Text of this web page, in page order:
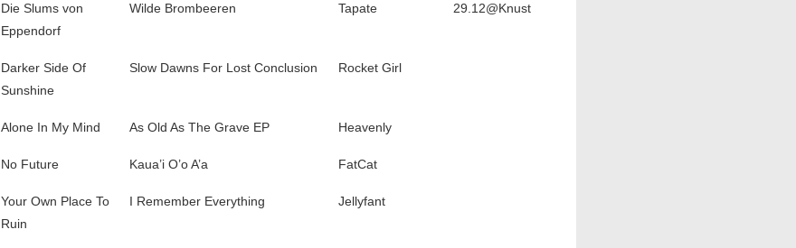
Die Slums von
Eppendorf
Wilde Brombeeren Tapate 29.12@Knust
Darker Side Of
Sunshine
Slow Dawns For Lost Conclusion Rocket Girl
Alone In My Mind As Old As The Grave EP Heavenly
No Future Kaua’i O’o A’a FatCat
Your Own Place To
Ruin
I Remember Everything Jellyfant